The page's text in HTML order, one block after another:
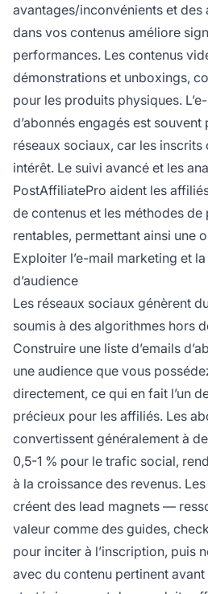
avantages/inconvénients et des
dans vos contenus améliore
performances. Les contenus
démonstrations et unboxings,
pour les produits physiques.
d’abonnés engagés est
réseaux sociaux, car les
intérêt. Le suivi avancé et les
PostAffiliatePro aident les
de contenus et les méthodes
rentables, permettant ainsi une
Exploiter l’e-mail marketing et
d’audience
Les réseaux sociaux génèrent
soumis à des algorithmes hors
Construire une liste d’emails
une audience que vous
directement, ce qui en fait l’un
précieux pour les affiliés. Les
convertissent généralement à
0,5-1 % pour le trafic social,
à la croissance des revenus.
créent des lead magnets —
valeur comme des guides,
pour inciter à l’inscription, puis
avec du contenu pertinent avant